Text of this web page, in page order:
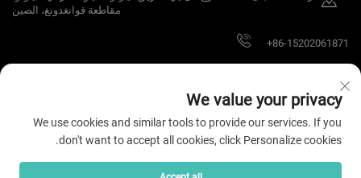
مقاطعة قوانغدونغ، الصين
+86-15202061871
جميع الحقوق محفوظة © ٢٠٢٥ لشركة دونغقوان ميشينج للتكنولوجيا الذكية المحدودة.
سياسة الخصوصية
We value your privacy
We use cookies and similar tools to provide our services. If you
don't want to accept all cookies, click Personalize cookies.